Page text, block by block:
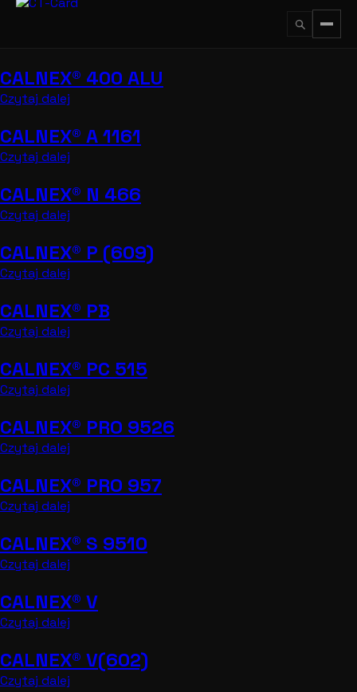
Przejdź
CALNEX® 400 ALU
Czytaj dalej
CALNEX® A 1161
Czytaj dalej
CALNEX® N 466
Czytaj dalej
CALNEX® P (609)
Czytaj dalej
CALNEX® PB
Czytaj dalej
CALNEX® PC 515
Czytaj dalej
CALNEX® PRO 9526
Czytaj dalej
CALNEX® PRO 957
Czytaj dalej
CALNEX® S 9510
Czytaj dalej
CALNEX® V
Czytaj dalej
CALNEX® V(602)
Czytaj dalej